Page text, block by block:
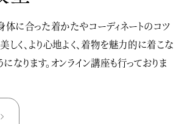
に合った着かたやコーディネートのコツ
しく、より心地よく、着物を魅力的に着こな
なります。オンライン講座も行っておりま